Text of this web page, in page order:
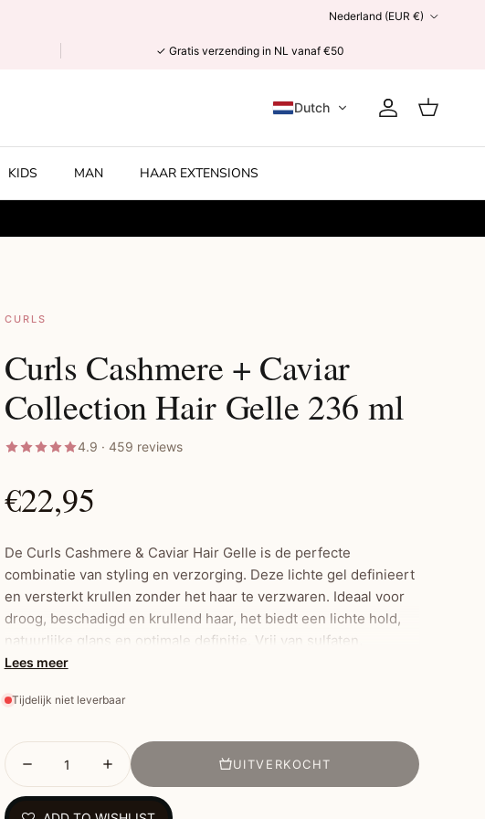
Nederland (EUR €)
✓ Gratis verzending in NL vanaf €50
Dutch AccountWinkelwagen
KIDS MAN HAAR EXTENSIONS
CURLS
Curls Cashmere + Caviar
Collection Hair Gelle 236 ml
4.9 · 459 reviews
€22,95
De Curls Cashmere & Caviar Hair Gelle is de perfecte
combinatie van styling en verzorging. Deze lichte gel definieert
en versterkt krullen zonder het haar te verzwaren. Ideaal voor
droog, beschadigd en krullend haar, het biedt een lichte hold,
natuurlijke glans en optimale definitie. Vrij van sulfaten,
siliconen, parabenen, kunstmatige oliën en geurstoffen, maakt
Belangrijkste Kenmerken:
Geeft lichte hold met glans en definitie
Verzorgt en versterkt droog en beschadigd haar
Lees meer
Tijdelijk niet leverbaar
UITVERKOCHT